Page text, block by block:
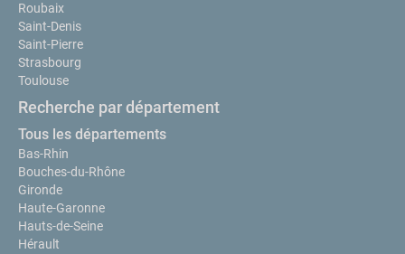
Roubaix
Saint-Denis
Saint-Pierre
Strasbourg
Toulouse
Recherche par département
Tous les départements
Bas-Rhin
Bouches-du-Rhône
Gironde
Haute-Garonne
Hauts-de-Seine
Hérault